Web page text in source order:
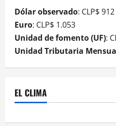
Dólar observado: CLP$ 912
Euro: CLP$ 1.053
Unidad de fomento (UF):
Unidad Tributaria
EL CLIMA